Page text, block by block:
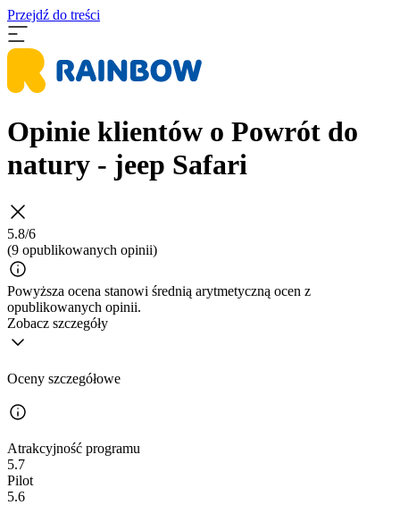
Przejdź do treści
Opinie klientów o Powrót do
natury - jeep Safari
5.8/6
(9 opublikowanych opinii)
Powyższa ocena stanowi średnią arytmetyczną ocen z
opublikowanych opinii.
Zobacz szczegóły
Oceny szczegółowe
Atrakcyjność programu
5.7
Pilot
5.6